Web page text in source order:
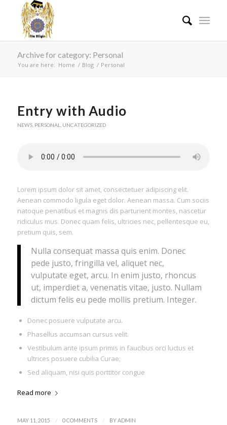
Archive for category: Personal
You are here: Home / Blog / Personal
Entry with Audio
NEWS, PERSONAL UNCATEGORIZED
Lorem ipsum dolor sit amet, consectetuer adipiscing elit.
Aenean commodo ligula eget dolor. Aenean massa. Cum sociis
natoque penatibus et magnis dis parturient montes, nascetur
ridiculus mus. Donec quam felis, ultricies nec, pellentesque eu,
pretium quis, sem.
Nulla consequat massa quis enim. Donec
pede justo, fringilla vel, aliquet nec,
vulputate eget, arcu. In enim justo, rhoncus
ut, imperdiet a, venenatis vitae, justo. Nullam
dictum felis eu pede mollis pretium. Integer.
Donec posuere vulputate arcu.
Phasellus accumsan cursus velit.
Vestibulum ante ipsum primis in faucibus orci luctus et
ultrices posuere cubilia Curae;
Sed aliquam, nisi quis porttitor congue
Read more
MAY 11, 2015 / 0 COMMENTS / BYADMIN